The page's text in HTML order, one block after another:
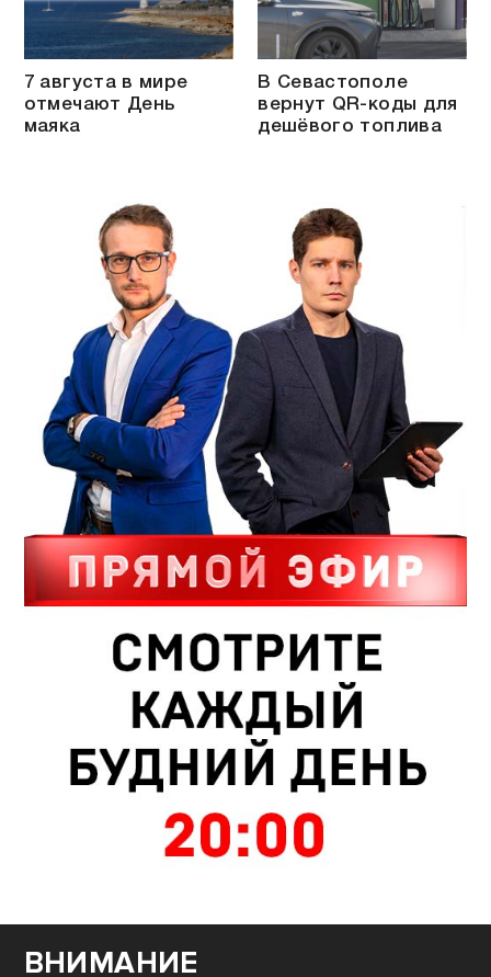
7 августа в мире
отмечают День
маяка
В Севастополе
вернут QR-коды для
дешёвого топлива
ВНИМАНИЕ